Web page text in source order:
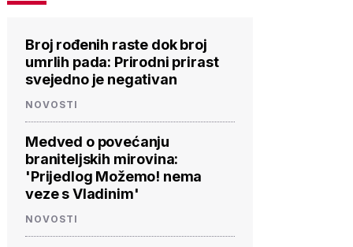
Broj rođenih raste dok broj
umrlih pada: Prirodni prirast
svejedno je negativan
NOVOSTI
Medved o povećanju
braniteljskih mirovina:
'Prijedlog Možemo! nema
veze s Vladinim'
NOVOSTI